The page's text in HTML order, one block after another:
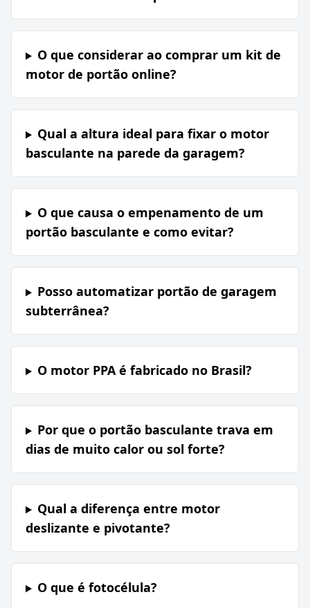
O que considerar ao comprar um kit de
motor de portão online?
Qual a altura ideal para fixar o motor
basculante na parede da garagem?
O que causa o empenamento de um
portão basculante e como evitar?
Posso automatizar portão de garagem
subterrânea?
O motor PPA é fabricado no Brasil?
Por que o portão basculante trava em
dias de muito calor ou sol forte?
Qual a diferença entre motor
deslizante e pivotante?
O que é fotocélula?